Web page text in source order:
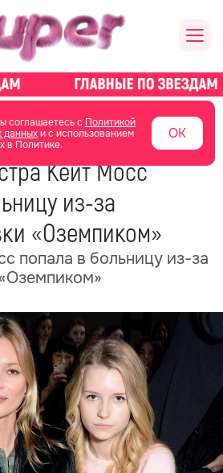
соглашаетесь с Политикой
данныхи с использованием
в Политике.
ОК
о звездах
Кейт Мосс
из-за
«Оземпиком»
попала в больницу из-за